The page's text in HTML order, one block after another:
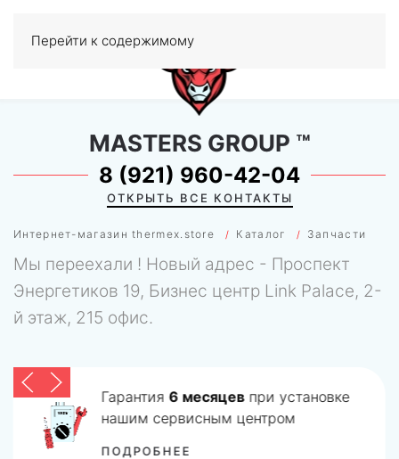
Перейти к содержимому
0
Интернет-магазин thermex.store Каталог Запчасти
MASTERS GROUP ™
8 (921) 960-42-04
ОТКРЫТЬ ВСЕ КОНТАКТЫ
Мы переехали ! Новый адрес - Проспект
Энергетиков 19, Бизнес центр Link Palace, 2-
й этаж, 215 офис.
Гарантия 6 месяцевпри установке
нашим сервисным центром
ПОДРОБНЕЕ